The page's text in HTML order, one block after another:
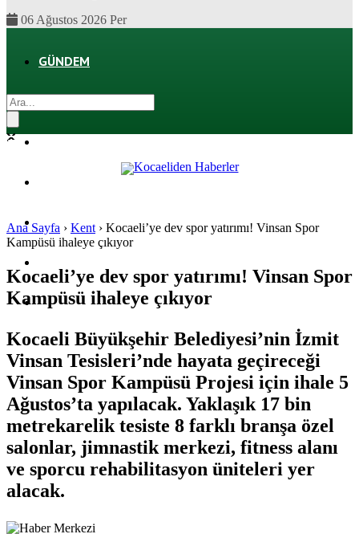
06 Ağustos 2026 Per
GÜNDEM
SPOR
SAĞLIK
Ana Sayfa › Kent › Kocaeli’ye dev spor yatırımı! Vinsan Spor
Kampüsü ihaleye çıkıyor
Kocaeli’ye dev spor yatırımı! Vinsan Spor
Kampüsü ihaleye çıkıyor
Kocaeli Büyükşehir Belediyesi’nin İzmit
Vinsan Tesisleri’nde hayata geçireceği
Vinsan Spor Kampüsü Projesi için ihale 5
Ağustos’ta yapılacak. Yaklaşık 17 bin
metrekarelik tesiste 8 farklı branşa özel
salonlar, jimnastik merkezi, fitness alanı
ve sporcu rehabilitasyon üniteleri yer
alacak.